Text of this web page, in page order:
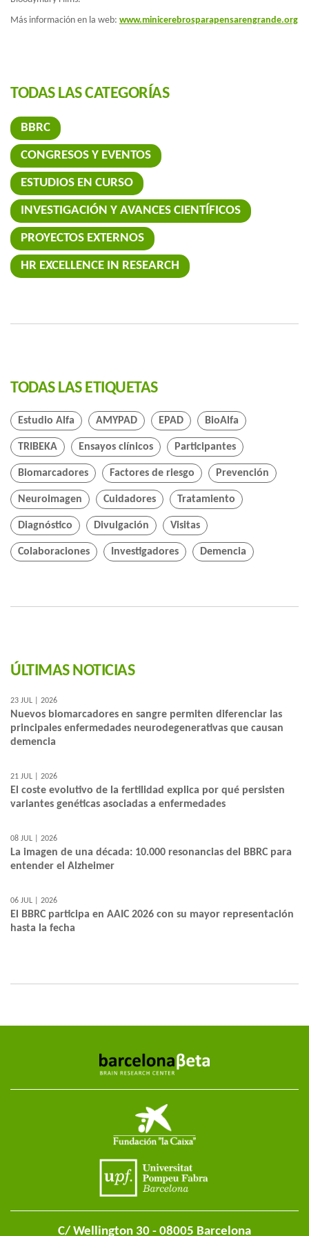
Más información en la web: www.minicerebrosparapensarengrande.org
TODAS LAS CATEGORÍAS
BBRC
CONGRESOS Y EVENTOS
ESTUDIOS EN CURSO
INVESTIGACIÓN Y AVANCES CIENTÍFICOS
PROYECTOS EXTERNOS
HR EXCELLENCE IN RESEARCH
TODAS LAS ETIQUETAS
Estudio Alfa AMYPAD EPAD BioAlfa
TRIBEKA Ensayos clínicos Participantes
Biomarcadores Factores de riesgo Prevención
Neuroimagen Cuidadores Tratamiento
Diagnóstico Divulgación Visitas
Colaboraciones Investigadores Demencia
ÚLTIMAS NOTICIAS
23 JUL | 2026
Nuevos biomarcadores en sangre permiten diferenciar las
principales enfermedades neurodegenerativas que causan
demencia
21 JUL | 2026
El coste evolutivo de la fertilidad explica por qué persisten
variantes genéticas asociadas a enfermedades
08 JUL | 2026
La imagen de una década: 10.000 resonancias del BBRC para
entender el Alzheimer
06 JUL | 2026
El BBRC participa en AAIC 2026 con su mayor representación
hasta la fecha
C/ Wellington 30 - 08005 Barcelona